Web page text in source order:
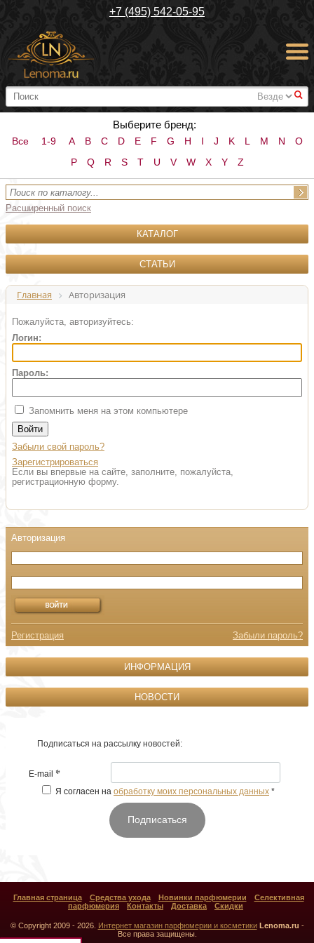
+7 (495) 542-05-95
#
Выберите бренд:
Все 1-9 A B C D E F G H I J K L M N
O
P
Q R S T U V W X Y Z
Расширенный поиск
КАТАЛОГ
СТАТЬИ
Главная Авторизация
Пожалуйста, авторизуйтесь:
Логин:
Пароль:
Запомнить меня на этом компьютере
Забыли свой пароль?
Зарегистрироваться
Если вы впервые на сайте, заполните, пожалуйста,
регистрационную форму.
Регистрация Забыли пароль?
ИНФОРМАЦИЯ
НОВОСТИ
Подписаться на рассылку новостей:
E-mail *
Я согласен на обработку моих персональных данных *
Подписаться
Главная страница Средства ухода Новинки парфюмерии
Селективная
парфюмерия
Контакты Доставка Скидки
© Copyright 2009 - 2026. Интернет магазин парфюмерии и косметики Lenoma.ru -
Все права защищены.